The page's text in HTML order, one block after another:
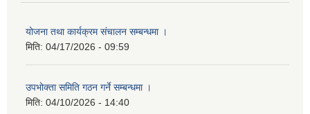
योजना तथा कार्यक्रम संचालन सम्बन्धमा ।
मिति: 04/17/2026 - 09:59
उपभोक्ता समिति गठन गर्ने सम्बन्धमा ।
मिति: 04/10/2026 - 14:40